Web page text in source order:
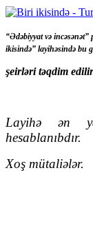
“Ədəbiyyat və
ikisində” layihəsində bu
şeirləri təqdim
Layihə ən
hesablanıbdır.
Xoş mütaliələr.